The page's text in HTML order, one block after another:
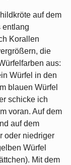
auf dem
entlang
Korallen
die
aus:
Würfel in den
blauen Würfel
schicke ich
voran. Auf dem
auf dem
oder niedriger
Würfel
Mit dem